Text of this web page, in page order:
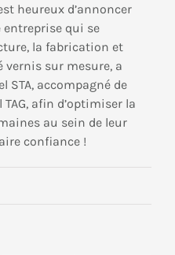
heureux d’annoncer
entreprise qui se
la fabrication et
vernis sur mesure, a
STA, accompagné de
afin d’optimiser la
au sein de leur
confiance !